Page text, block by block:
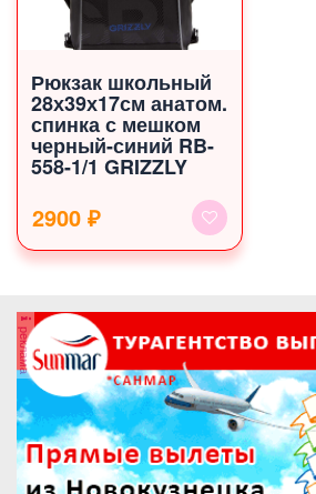
Рюкзак школьный
28х39х17см анатом.
спинка с мешком
черный-синий RB-
558-1/1 GRIZZLY
2900 ₽
реклама